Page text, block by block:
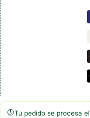
🕔Tu pedido se procesa el